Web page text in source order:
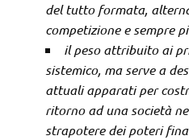
del tutto formata,
competizione e sempre
il peso attribuito ai
sistemico, ma serve a
attuali apparati per
ritorno ad una società
strapotere dei poteri